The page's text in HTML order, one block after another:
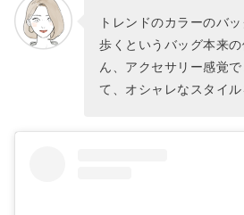
トレンドのカラーのバ
歩くというバッグ本来
ん、アクセサリー感覚
て、オシャレなスタイ